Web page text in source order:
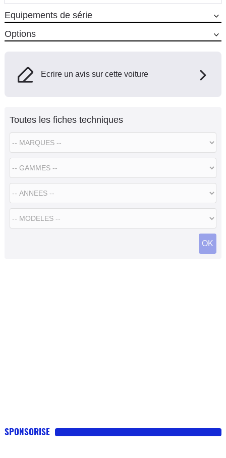
Equipements de série
Options
Ecrire un avis sur cette voiture
Toutes les fiches techniques
SPONSORISE